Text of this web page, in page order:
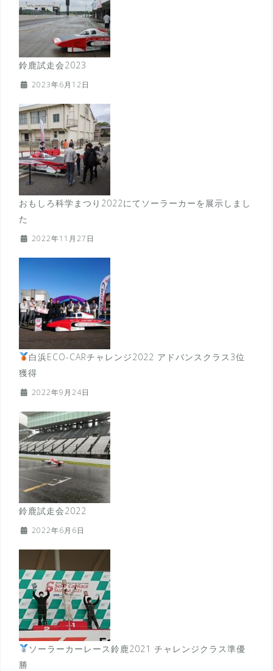
鈴鹿試走会2023
2023年6月12日
おもしろ科学まつり2022にてソーラーカーを展示しまし
た
2022年11月27日
白浜ECO-CARチャレンジ2022 アドバンスクラス3位
獲得
2022年9月24日
鈴鹿試走会2022
2022年6月6日
ソーラーカーレース鈴鹿2021 チャレンジクラス準優
勝